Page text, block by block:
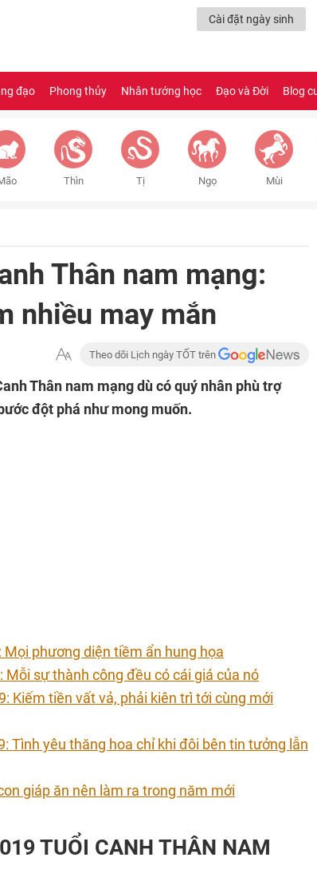
Cài đặt ngày sinh
đạo Phong thủy Nhân tướng học Đạo và Đời Blog
Thìn Tị Ngọ Mùi
Thân nam mạng:
nhiều may mắn
Theo dõi Lịch ngày TỐT trên
Thân nam mạng dù có quý nhân phù trợ
đột phá như mong muốn.
phương diện tiềm ẩn hung họa
Mỗi sự thành công đều có cái giá của nó
Kiếm tiền vất vả, phải kiên trì tới cùng mới
Tình yêu thăng hoa chỉ khi đôi bên tin tưởng lẫn
giáp ăn nên làm ra trong năm mới
TUỔI CANH THÂN NAM